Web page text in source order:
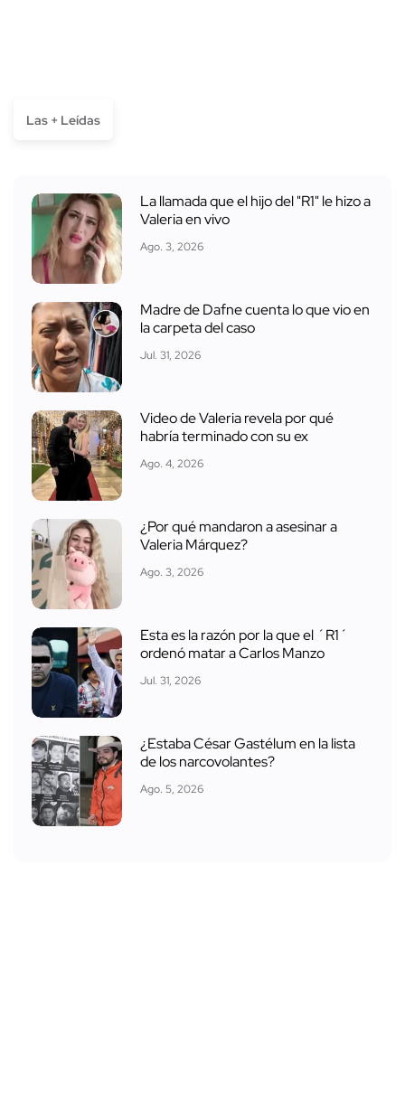
Las + Leídas
La llamada que el hijo del "R1" le hizo a
Valeria en vivo
Ago. 3, 2026
Madre de Dafne cuenta lo que vio en
la carpeta del caso
Jul. 31, 2026
Video de Valeria revela por qué
habría terminado con su ex
Ago. 4, 2026
¿Por qué mandaron a asesinar a
Valeria Márquez?
Ago. 3, 2026
Esta es la razón por la que el ´R1´
ordenó matar a Carlos Manzo
Jul. 31, 2026
¿Estaba César Gastélum en la lista
de los narcovolantes?
Ago. 5, 2026